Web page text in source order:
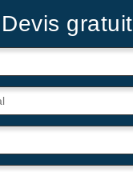
Devis gratuit